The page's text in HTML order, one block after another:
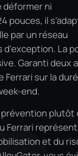
déformer ni
pouces, il
par un réseau
La
Garanti deux
sur la
end.
prévention plutôt
Ferrari
et du